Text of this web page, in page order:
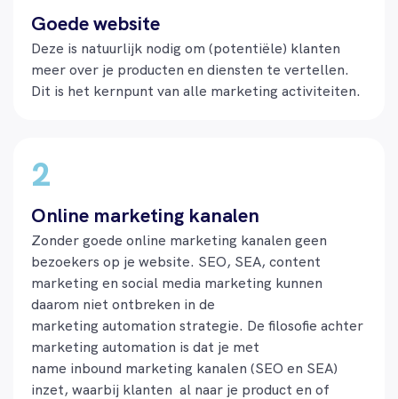
Goede website
Deze is natuurlijk nodig om (potentiële) klanten
meer over je producten en diensten te vertellen.
Dit is het kernpunt van alle marketing activiteiten.
Online marketing kanalen
Zonder goede online marketing kanalen geen
bezoekers op je website. SEO, SEA, content
marketing en social media marketing kunnen
daarom niet ontbreken in de
marketing automation strategie. De filosofie achter
marketing automation is dat je met
name inbound marketing kanalen (SEO en SEA)
inzet, waarbij klanten al naar je product en of